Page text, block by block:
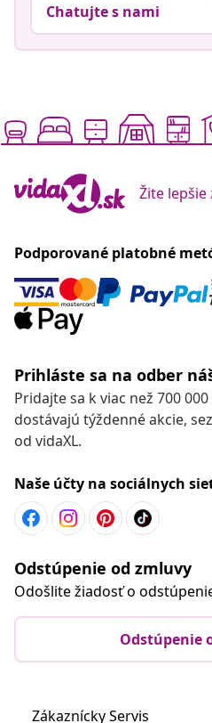
Chatujte s nami
Žite lepšie
Podporované platobné
Prihláste sa na odber
Pridajte sa k viac než 700
dostávajú týždenné akcie,
od vidaXL.
Naše účty na sociálnych
Odstúpenie od zmluvy
Odošlite žiadosť o
Odstúpenie
Zákaznícky Servis